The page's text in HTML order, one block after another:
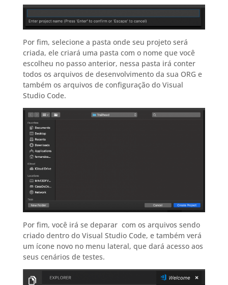
Por fim, selecione a pasta onde seu projeto será
criada, ele criará uma pasta com o nome que você
escolheu no passo anterior, nessa pasta irá conter
todos os arquivos de desenvolvimento da sua ORG e
também os arquivos de configuração do Visual
Studio Code.
Por fim, você irá se deparar com os arquivos sendo
criado dentro do Visual Studio Code, e também verá
um ícone novo no menu lateral, que dará acesso aos
seus cenários de testes.